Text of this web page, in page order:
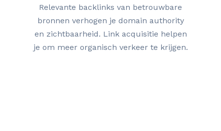
Relevante backlinks van betrouwbare
bronnen verhogen je domain authority
en zichtbaarheid. Link acquisitie helpen
je om meer organisch verkeer te krijgen.